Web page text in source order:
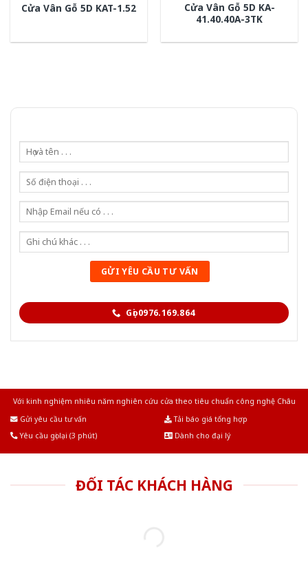
Cửa Vân Gỗ 5D KAT-1.52
Cửa Vân Gỗ 5D KA-
41.40.40A-3TK
Gọi 0976.169.864
Với kinh nghiệm nhiêu năm nghiên cứu cửa theo tiêu chuẩn công nghệ Châu
Gửi yêu cầu tư vấn
Tải báo giá tổng hợp
Yêu cầu gọi lại (3 phút)
Dành cho đại lý
ĐỐI TÁC KHÁCH HÀNG